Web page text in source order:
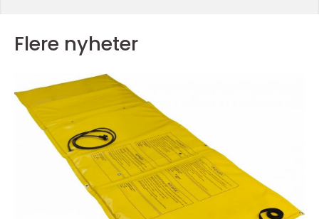
Flere nyheter